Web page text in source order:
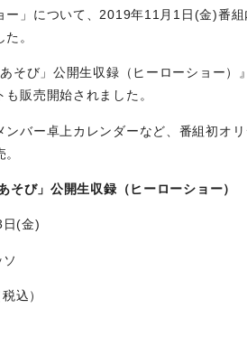
ー」について、2019年11月1日(金)番組
。
そび」公開生収録（ヒーローショー）
販売開始されました。
ンバー卓上カレンダーなど、番組初オ
そび」公開生収録（ヒーローショー）
(金)
込）